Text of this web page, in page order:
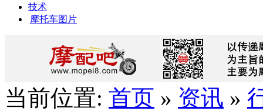
技术
摩托车图片
当前位置: 首页 » 资讯 »